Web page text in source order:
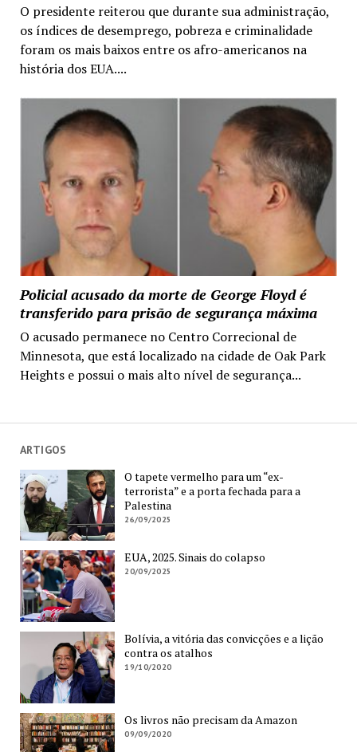
O presidente reiterou que durante sua administração,
os índices de desemprego, pobreza e criminalidade
foram os mais baixos entre os afro-americanos na
história dos EUA....
Policial acusado da morte de George Floyd é
transferido para prisão de segurança máxima
O acusado permanece no Centro Correcional de
Minnesota, que está localizado na cidade de Oak Park
Heights e possui o mais alto nível de segurança...
ARTIGOS
O tapete vermelho para um “ex-
terrorista” e a porta fechada para a
Palestina
26/09/2025
EUA, 2025. Sinais do colapso
20/09/2025
Bolívia, a vitória das convicções e a lição
contra os atalhos
19/10/2020
Os livros não precisam da Amazon
09/09/2020